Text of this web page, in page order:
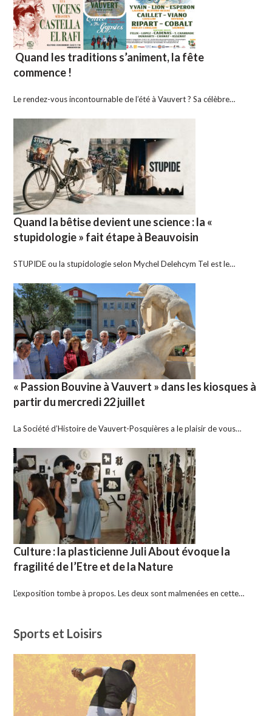
Quand les traditions s’animent, la fête
commence !
Le rendez-vous incontournable de l’été à Vauvert ? Sa célèbre…
Quand la bêtise devient une science : la «
stupidologie » fait étape à Beauvoisin
STUPIDE ou la stupidologie selon Mychel Delehcym Tel est le…
« Passion Bouvine à Vauvert » dans les kiosques à
partir du mercredi 22 juillet
La Société d’Histoire de Vauvert-Posquières a le plaisir de vous…
Culture : la plasticienne Juli About évoque la
fragilité de l’Etre et de la Nature
L’exposition tombe à propos. Les deux sont malmenées en cette…
Sports et Loisirs